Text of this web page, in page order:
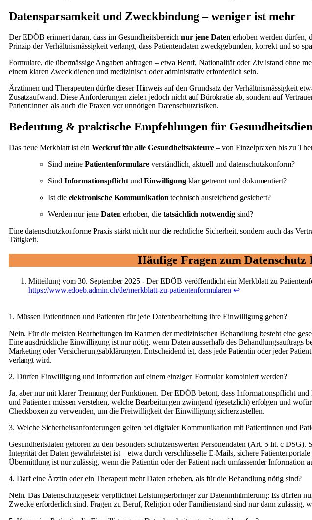
Datensparsamkeit und Zweckbindung – weniger ist mehr
Der EDÖB erinnert daran, dass im Gesundheitsbereich nur jene Daten erhoben werden dürfen,
Prinzip der Verhältnismässigkeit verlangt, dass Patientendaten zweckgebunden, korrekt und so
Formulare, die übermässige Angaben abfragen – etwa Beruf, Nationalität oder Zivilstand ohne
einem klaren Zweck dienen und medizinisch oder administrativ erforderlich sein.
Ärztinnen und Therapeuten dürfte dieser Hinweis auf den Grundsatz der Verhältnismässigkeit
Zusatzaufwand. Diese Anforderungen zielen jedoch nicht auf Bürokratie ab, sondern auf
Patient:innen als auch die Praxen vor unnötigen Datenschutzrisiken.
Bedeutung & praktische Empfehlungen für
Das neue Merkblatt ist ein Weckruf für alle Gesundheitsakteure – von Einzelpraxen bis zu
Sind meine Patientenformulare verständlich, aktuell und datenschutzkonform?
Sind Informationspflicht und Einwilligung klar getrennt und dokumentiert?
Ist die elektronische Kommunikation technisch ausreichend gesichert?
Werden nur jene Daten erhoben, die tatsächlich notwendig sind?
Eine datenschutzkonforme Praxis stärkt nicht nur die rechtliche Sicherheit, sondern auch das
Tätigkeit.
Häufige Fragen zum
Mitteilung vom 30. September 2025 - Der EDÖB veröffentlicht ein Merkblatt zu
https://www.edoeb.admin.ch/de/merkblatt-zu-patientenformularen ↩︎
1. Müssen Patientinnen und Patienten für jede Datenbearbeitung ihre Einwilligung geben?
Nein. Für die meisten Bearbeitungen im Rahmen der medizinischen Behandlung besteht eine
Eine ausdrückliche Einwilligung ist nur nötig, wenn Daten ausserhalb des Behandlungsauftrags
Marketing oder Versicherungsabklärungen. Entscheidend ist, dass jede Patientin oder jeder
verlangt wird.
2. Dürfen Einwilligung und Information auf einem einzigen Formular kombiniert werden?
Ja, aber nur mit klarer Trennung der Funktionen. Der EDÖB betont, dass Informationspflicht
und Patienten müssen verstehen, welche Bearbeitungen zwingend (gesetzlich) erfolgen und
Checkboxen zu verwenden, um die Freiwilligkeit der Einwilligung sicherzustellen.
3. Welche Sicherheitsanforderungen gelten bei digitaler Kommunikation mit Patientinnen und
Gesundheitsdaten gehören zu den besonders schützenswerten Personendaten (Art. 5 lit. c
Integrität der Daten gewährleistet ist – etwa durch verschlüsselte E-Mails, sichere
Übermittlung ist nur zulässig, wenn die Patientin oder der Patient nach umfassender Information
4. Darf eine Ärztin oder ein Therapeut mehr Daten erheben, als für die Behandlung nötig sind?
Nein. Das Datenschutzgesetz verpflichtet Leistungserbringer zur Datenminimierung: Es dürfen
Zwecke erforderlich sind. Fragen zu Beruf, Religion oder Familienstand sind nur dann zulässig,